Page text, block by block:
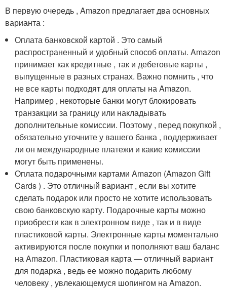
В первую очередь , Amazon предлагает два основных
варианта :
Оплата банковской картой . Это самый
распространенный и удобный способ оплаты. Amazon
принимает как кредитные , так и дебетовые карты ,
выпущенные в разных странах. Важно помнить , что
не все карты подходят для оплаты на Amazon.
Например , некоторые банки могут блокировать
транзакции за границу или накладывать
дополнительные комиссии. Поэтому , перед покупкой ,
обязательно уточните у вашего банка , поддерживает
ли он международные платежи и какие комиссии
могут быть применены.
Оплата подарочными картами Amazon (Amazon Gift
Cards ) . Это отличный вариант , если вы хотите
сделать подарок или просто не хотите использовать
свою банковскую карту. Подарочные карты можно
приобрести как в электронном виде , так и в виде
пластиковой карты. Электронные карты моментально
активируются после покупки и пополняют ваш баланс
на Amazon. Пластиковая карта — отличный вариант
для подарка , ведь ее можно подарить любому
человеку , увлекающемуся шопингом на Amazon.